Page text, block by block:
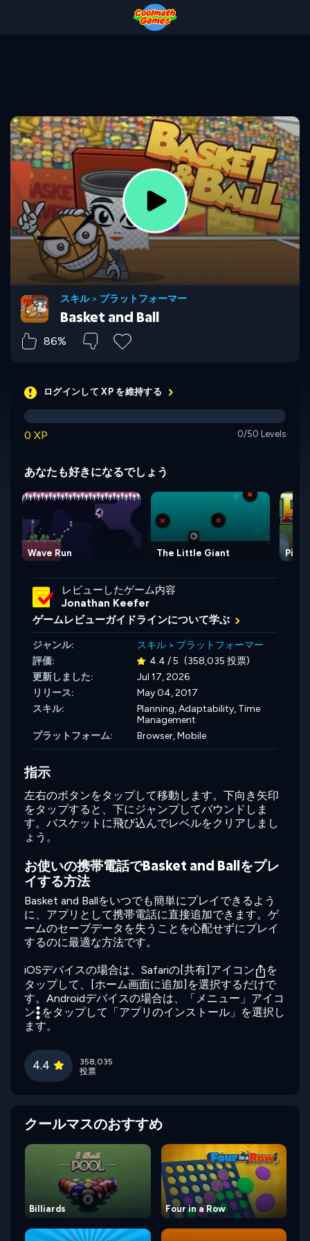
スキル> プラットフォーマー
Basket and Ball
86%
ログインして XP を維持する
0 XP 0/50 Levels
あなたも好きになるでしょう
Wave Run The Little Giant
レビューしたゲーム内容
Jonathan Keefer
ゲームレビューガイドラインについて学ぶ
ジャンル: スキル > プラットフォーマー
評価:
4.4 / 5 (358,035 投票)
更新しました:
Jul 17, 2026
リリース:
May 04, 2017
スキル:
Planning,Adaptability, Time
Management
プラットフォーム:
Browser, Mobile
指示
左右のボタンをタップして移動します。下向き矢印
をタップすると、下にジャンプしてバウンドしま
す。バスケットに飛び込んでレベルをクリアしまし
ょう。
お使いの携帯電話でBasket and Ballをプレ
イする方法
Basket and Ballをいつでも簡単にプレイできるよう
に、アプリとして携帯電話に直接追加できます。ゲ
ームのセーブデータを失うことを心配せずにプレイ
するのに最適な方法です。
iOSデバイスの場合は、Safariの[共有]アイコン
を
タップして、[ホーム画面に追加]を選択するだけで
す。Androidデバイスの場合は、「メニュー」アイコ
ン
をタップして「アプリのインストール」を選択し
ます。
4.4
358,035
投票
クールマスのおすすめ
Billiards Four in a Row